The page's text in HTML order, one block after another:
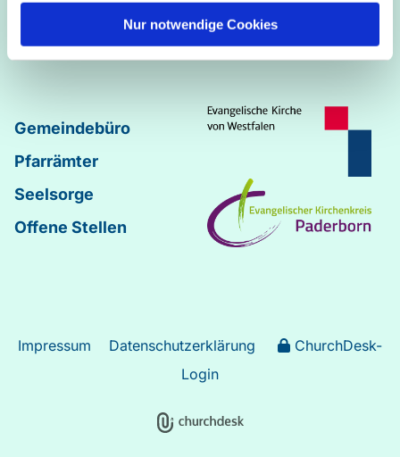
Nur notwendige Cookies
Abdinghof
Lukas
Gemeindebüro
Pfarrämter
Seelsorge
Offene Stellen
Impressum Datenschutzerklärung
ChurchDesk-
Login